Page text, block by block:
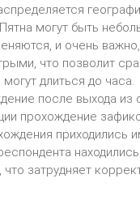
могут быть
и очень
что позволит
длиться до часа.
после выхода
прохождение
приходились
затрудняет